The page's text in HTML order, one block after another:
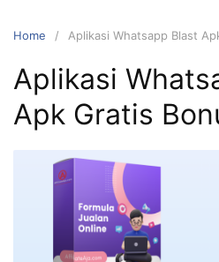
Home Aplikasi Whatsapp Blast
Aplikasi
Apk Gratis